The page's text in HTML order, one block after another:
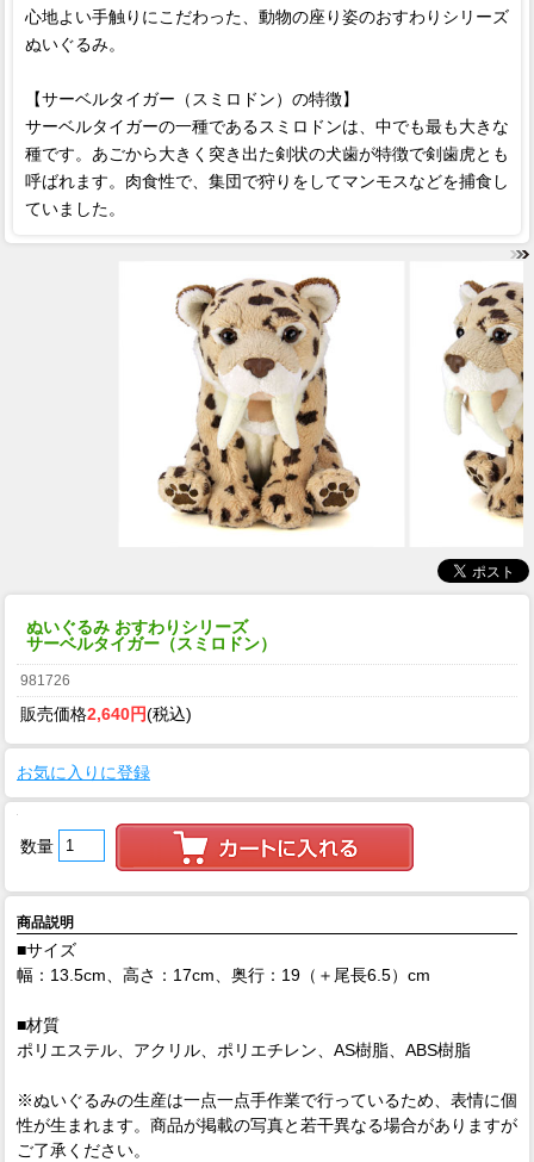
心地よい手触りにこだわった、動物の座り姿のおすわりシリーズ
ぬいぐるみ。
【サーベルタイガー（スミロドン）の特徴】
サーベルタイガーの一種であるスミロドンは、中でも最も大きな
種です。あごから大きく突き出た剣状の犬歯が特徴で剣歯虎とも
呼ばれます。肉食性で、集団で狩りをしてマンモスなどを捕食し
ていました。
ぬいぐるみ おすわりシリーズ
サーベルタイガー（スミロドン）
981726
販売価格2,640円(税込)
お気に入りに登録
数量
商品説明
■サイズ
幅：13.5cm、高さ：17cm、奥行：19（＋尾長6.5）cm
■材質
ポリエステル、アクリル、ポリエチレン、AS樹脂、ABS樹脂
※ぬいぐるみの生産は一点一点手作業で行っているため、表情に個
性が生まれます。商品が掲載の写真と若干異なる場合がありますが
ご了承ください。